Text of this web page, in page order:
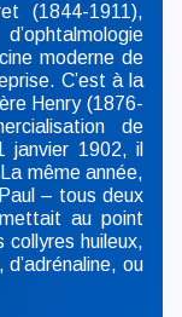
(1844-1911),
moderne de
C’est à la
Henry (1876-
de
janvier 1902, il
même année,
– tous deux
au point
collyres huileux,
ou